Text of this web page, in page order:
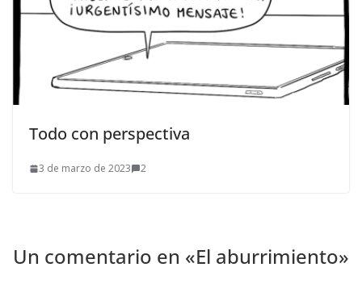
Todo con perspectiva
3 de marzo de 2023 2
Un comentario en «El aburrimiento»